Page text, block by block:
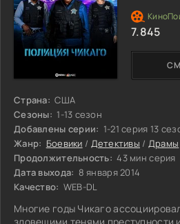
Страна: США
Сезоны: 1-13 сезон
Добавлены серии: 1-21 серия 13
Жанр: Боевики / Детективы / Драмы
Продолжительность: 43 мин серия
Дата выхода: 8 января 2014
Качество: WEB-DL
Многие годы Чикаго
7.845